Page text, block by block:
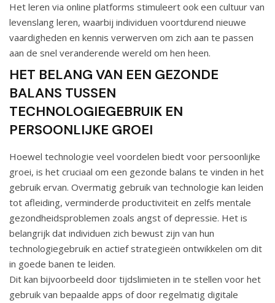
Het leren via online platforms stimuleert ook een cultuur van
levenslang leren, waarbij individuen voortdurend nieuwe
vaardigheden en kennis verwerven om zich aan te passen
aan de snel veranderende wereld om hen heen.
HET BELANG VAN EEN GEZONDE
BALANS TUSSEN
TECHNOLOGIEGEBRUIK EN
PERSOONLIJKE GROEI
Hoewel technologie veel voordelen biedt voor persoonlijke
groei, is het cruciaal om een gezonde balans te vinden in het
gebruik ervan. Overmatig gebruik van technologie kan leiden
tot afleiding, verminderde productiviteit en zelfs mentale
gezondheidsproblemen zoals angst of depressie. Het is
belangrijk dat individuen zich bewust zijn van hun
technologiegebruik en actief strategieën ontwikkelen om dit
in goede banen te leiden.
Dit kan bijvoorbeeld door tijdslimieten in te stellen voor het
gebruik van bepaalde apps of door regelmatig digitale